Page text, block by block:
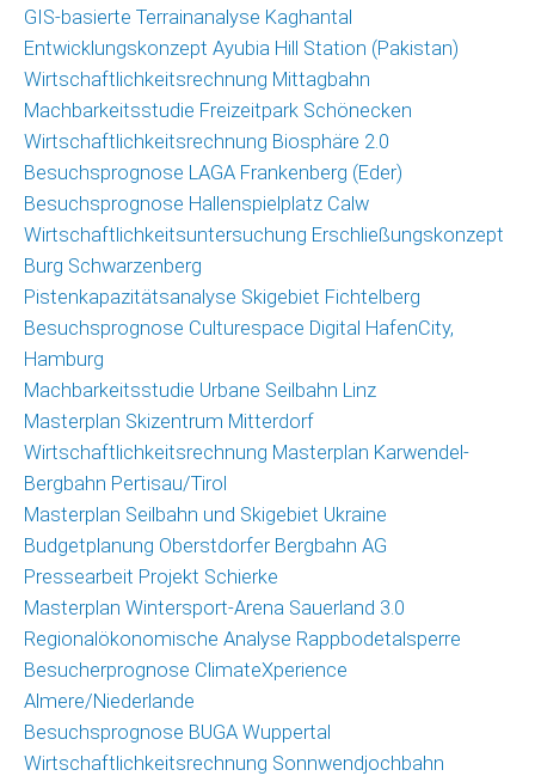
Christoph
Schrahe
Lukas
Melzer
Partnernetzwerk
Kunden
Kontakt
GIS-basierte Terrainanalyse Kaghantal
Entwicklungskonzept Ayubia Hill Station (Pakistan)
Wirtschaftlichkeitsrechnung Mittagbahn
Machbarkeitsstudie Freizeitpark Schönecken
Wirtschaftlichkeitsrechnung Biosphäre 2.0
Besuchsprognose LAGA Frankenberg (Eder)
Besuchsprognose Hallenspielplatz Calw
Wirtschaftlichkeitsuntersuchung Erschließungskonzept
Burg Schwarzenberg
Pistenkapazitätsanalyse Skigebiet Fichtelberg
Besuchsprognose Culturespace Digital HafenCity,
Hamburg
Machbarkeitsstudie Urbane Seilbahn Linz
Masterplan Skizentrum Mitterdorf
Wirtschaftlichkeitsrechnung Masterplan Karwendel-
Bergbahn Pertisau/Tirol
Masterplan Seilbahn und Skigebiet Ukraine
Budgetplanung Oberstdorfer Bergbahn AG
Pressearbeit Projekt Schierke
Masterplan Wintersport-Arena Sauerland 3.0
Regionalökonomische Analyse Rappbodetalsperre
Besucherprognose ClimateXperience
Almere/Niederlande
Besuchsprognose BUGA Wuppertal
Wirtschaftlichkeitsrechnung Sonnwendjochbahn